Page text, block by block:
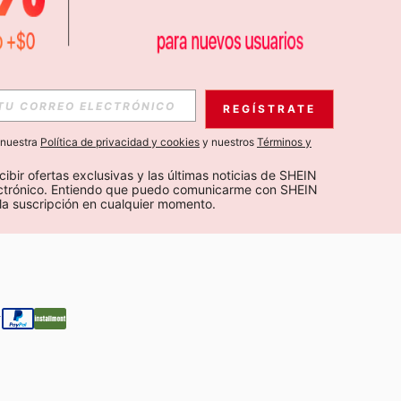
EXCLUSIVAS, PROMOCIONES Y NOTICIAS DE SHEIN
Suscribir
REGÍSTRATE
Política de privacidad y cookies y nuestros Términos y
ofertas exclusivas y las últimas noticias de SHEIN
Entiendo que puedo comunicarme con SHEIN
suscripción en cualquier momento.